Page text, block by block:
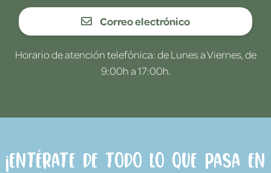
Correo electrónico
Horario de atención telefónica: de Lunes a Viernes, de
9:00h a 17:00h.
¡Entérate de todo lo que pasa en